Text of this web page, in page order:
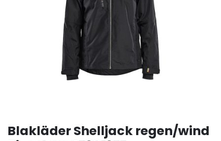
Blakläder Shelljack regen/wind